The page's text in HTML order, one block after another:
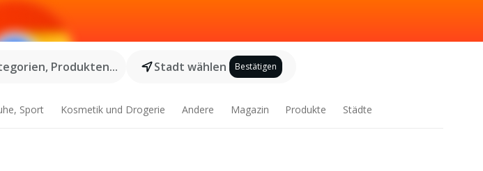
Produkten...
Stadt wählen Bestätigen
Sport Kosmetik und Drogerie Andere Magazin Produkte Städte